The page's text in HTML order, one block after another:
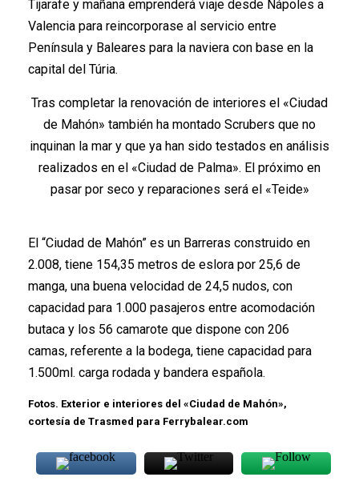
Tijarafe y mañana emprenderá viaje desde Nápoles a
Valencia para reincorporase al servicio entre
Península y Baleares para la naviera con base en la
capital del Túria.
Tras completar la renovación de interiores el «Ciudad
de Mahón» también ha montado Scrubers que no
inquinan la mar y que ya han sido testados en análisis
realizados en el «Ciudad de Palma». El próximo en
pasar por seco y reparaciones será el «Teide»
El “Ciudad de Mahón” es un Barreras construido en
2.008, tiene 154,35 metros de eslora por 25,6 de
manga, una buena velocidad de 24,5 nudos, con
capacidad para 1.000 pasajeros entre acomodación
butaca y los 56 camarote que dispone con 206
camas, referente a la bodega, tiene capacidad para
1.500ml. carga rodada y bandera española.
Fotos. Exterior e interiores del «Ciudad de Mahón»,
cortesía de Trasmed para Ferrybalear.com